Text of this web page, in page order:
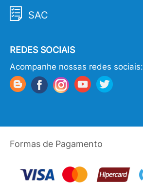
SAC
REDES SOCIAIS
Acompanhe nossas redes sociais:
Formas de Pagamento